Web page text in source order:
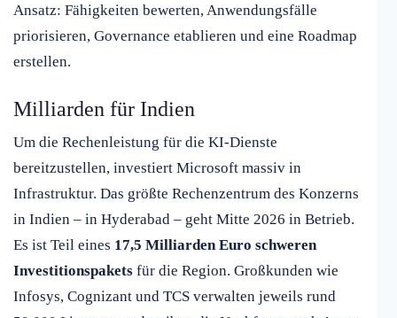
Ansatz: Fähigkeiten bewerten, Anwendungsfälle
priorisieren, Governance etablieren und eine Roadmap
erstellen.
Milliarden für Indien
Um die Rechenleistung für die KI-Dienste
bereitzustellen, investiert Microsoft massiv in
Infrastruktur. Das größte Rechenzentrum des Konzerns
in Indien – in Hyderabad – geht Mitte 2026 in Betrieb.
Es ist Teil eines 17,5 Milliarden Euro schweren
Investitionspakets für die Region. Großkunden wie
Infosys, Cognizant und TCS verwalten jeweils rund